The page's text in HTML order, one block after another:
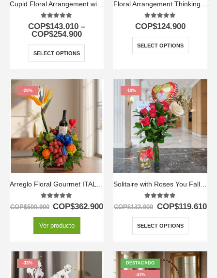
Cupid Floral Arrangement with Roses
5.00out of 5
COP$143.010 –
COP$254.900
SELECT OPTIONS
Floral Arrangement Thinking of You
5.00out of 5
COP$124.900
SELECT OPTIONS
-28%
Arreglo Floral Gourmet ITALINA con Vino y Frutas Exóticas 🍷
5.00 out of 5
COP$500.900 COP$362.900
Ver producto
-10%
Solitaire with Roses You Fall in Love
5.00 out of 5
COP$132.900 COP$119.610
SELECT OPTIONS
-33% DESTACADO
-41%